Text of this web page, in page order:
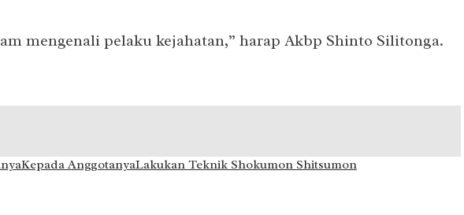
mengenali pelaku kejahatan,” harap Akbp Shinto Silitonga.
Kepada AnggotanyaLakukan Teknik Shokumon Shitsumon